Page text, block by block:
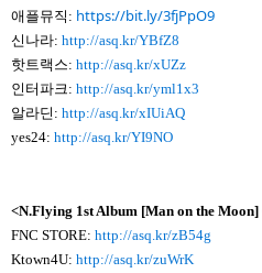
애플뮤직: https://bit.ly/3fjPpO9
신나라: http://asq.kr/YBfZ8
핫트랙스: http://asq.kr/xUZz
인터파크: http://asq.kr/yml1x3
알라딘: http://asq.kr/xIUiAQ
yes24: http://asq.kr/YI9NO
<N.Flying 1st Album [Man on the
FNC STORE: http://asq.kr/zB54g
Ktown4U: http://asq.kr/zuWrK